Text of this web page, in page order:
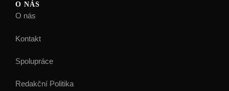
O NÁS
O nás
Kontakt
Spolupráce
Redakční Politika